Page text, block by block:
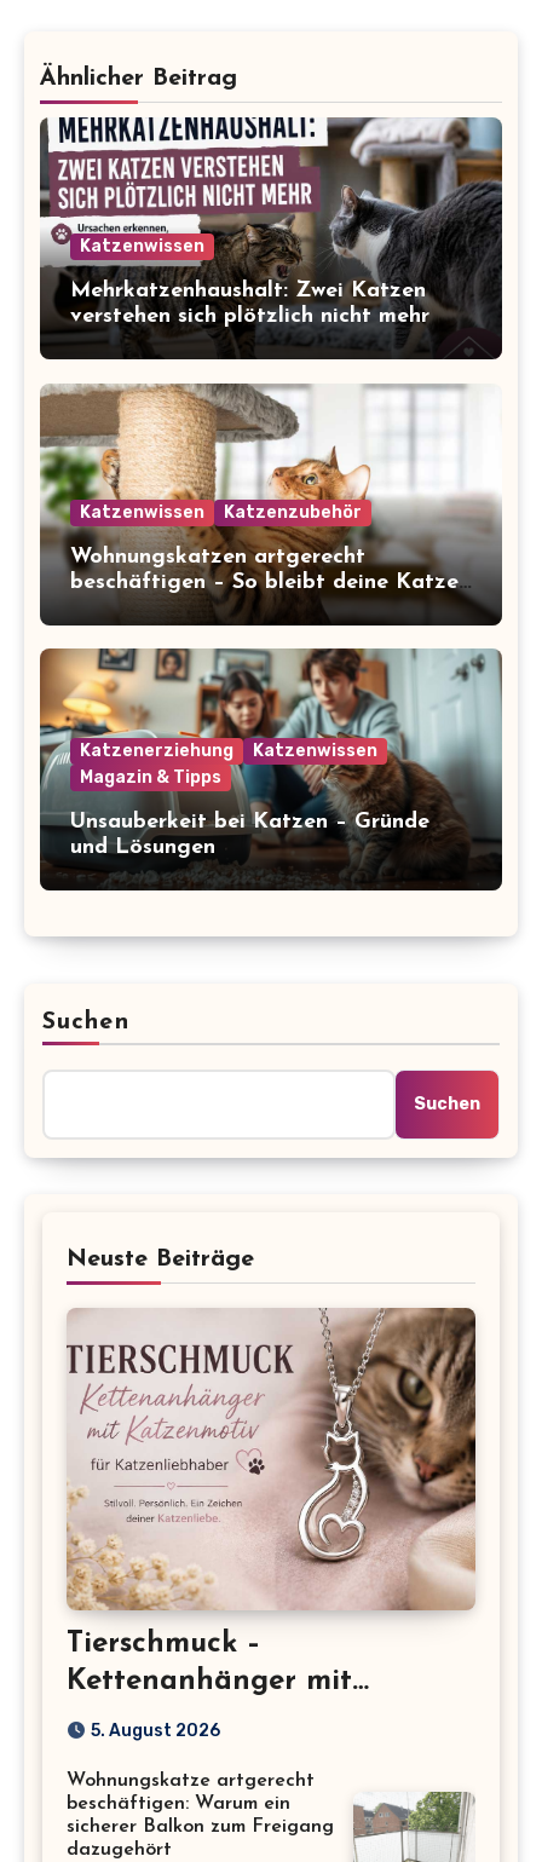
Ähnlicher Beitrag
Katzenwissen
Mehrkatzenhaushalt: Zwei Katzen
verstehen sich plötzlich nicht mehr
Katzenwissen Katzenzubehör
Wohnungskatzen artgerecht
beschäftigen – So bleibt deine Katze
glücklich und gesund
Katzenerziehung
Katzenwissen
Magazin & Tipps
Unsauberkeit bei Katzen – Gründe
und Lösungen
Suchen
Suchen
Neuste Beiträge
Tierschmuck –
Kettenanhänger mit
Katzenmotiv für
5. August 2026
Wohnungskatze artgerecht
beschäftigen: Warum ein
sicherer Balkon zum Freigang
dazugehört